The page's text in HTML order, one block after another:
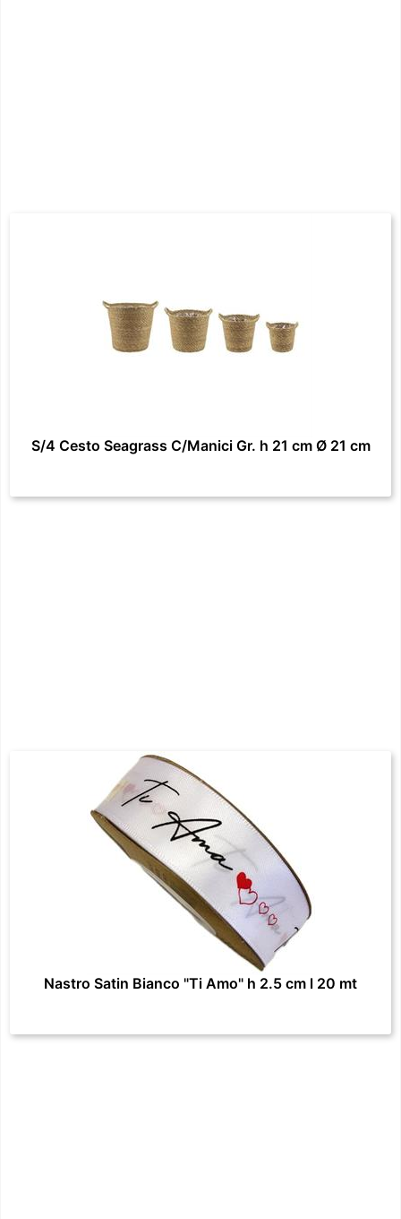
S/4 Cesto Seagrass C/Manici Gr. h 21 cm Ø 21 cm
Nastro Satin Bianco "Ti Amo" h 2.5 cm l 20 mt